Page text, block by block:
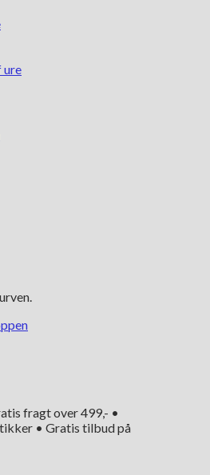
ure
fragt over 499,- •
• Gratis tilbud på